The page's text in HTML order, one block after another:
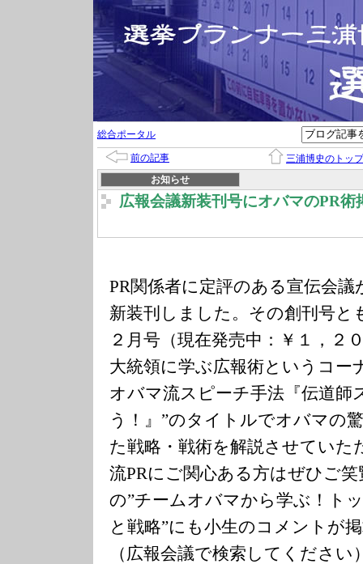
総合ポータル
前の記事
三浦博史のトップ
お知らせ
広報会議新装刊号にオバマのPR術
PR関係者に定評のある宣伝会
新装刊しました。その創刊号と
２月号（現在発売中：￥１，２
大統領に学ぶ広報術というコー
オバマ流スピーチ手法『伝道師
う！』”のタイトルでオバマの
た戦略・戦術を解説させてい
流PRにご関心ある方はぜひご
の”チームオバマから学ぶ！ト
と戦略”にも小生のコメントが
（広報会議で検索してくださ